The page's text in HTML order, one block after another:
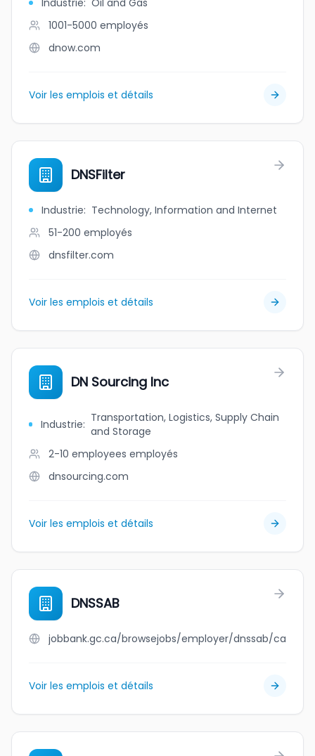
Industrie: Oil and Gas
1001-5000 employés
dnow.com
Voir les emplois et détails
DNSFilter
Industrie: Technology, Information and Internet
51-200 employés
dnsfilter.com
Voir les emplois et détails
DN Sourcing Inc
Industrie: Transportation, Logistics, Supply Chain
and Storage
2-10 employees employés
dnsourcing.com
Voir les emplois et détails
DNSSAB
jobbank.gc.ca/browsejobs/employer/dnssab/ca
Voir les emplois et détails